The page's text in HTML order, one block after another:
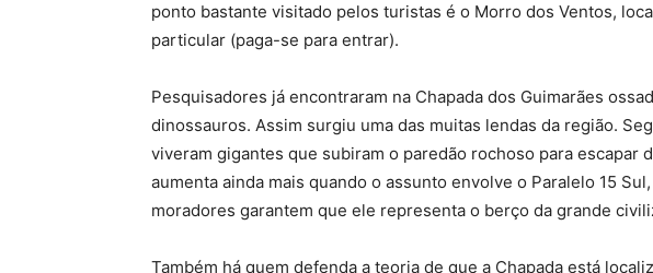
ponto bastante visitado pelos turistas é o Morro dos Ventos,
particular (paga-se para entrar).
Pesquisadores já encontraram na Chapada dos Guimarães
dinossauros. Assim surgiu uma das muitas lendas da região.
viveram gigantes que subiram o paredão rochoso para escapar
aumenta ainda mais quando o assunto envolve o Paralelo 15
moradores garantem que ele representa o berço da grande
Também há quem defenda a teoria de que a Chapada está